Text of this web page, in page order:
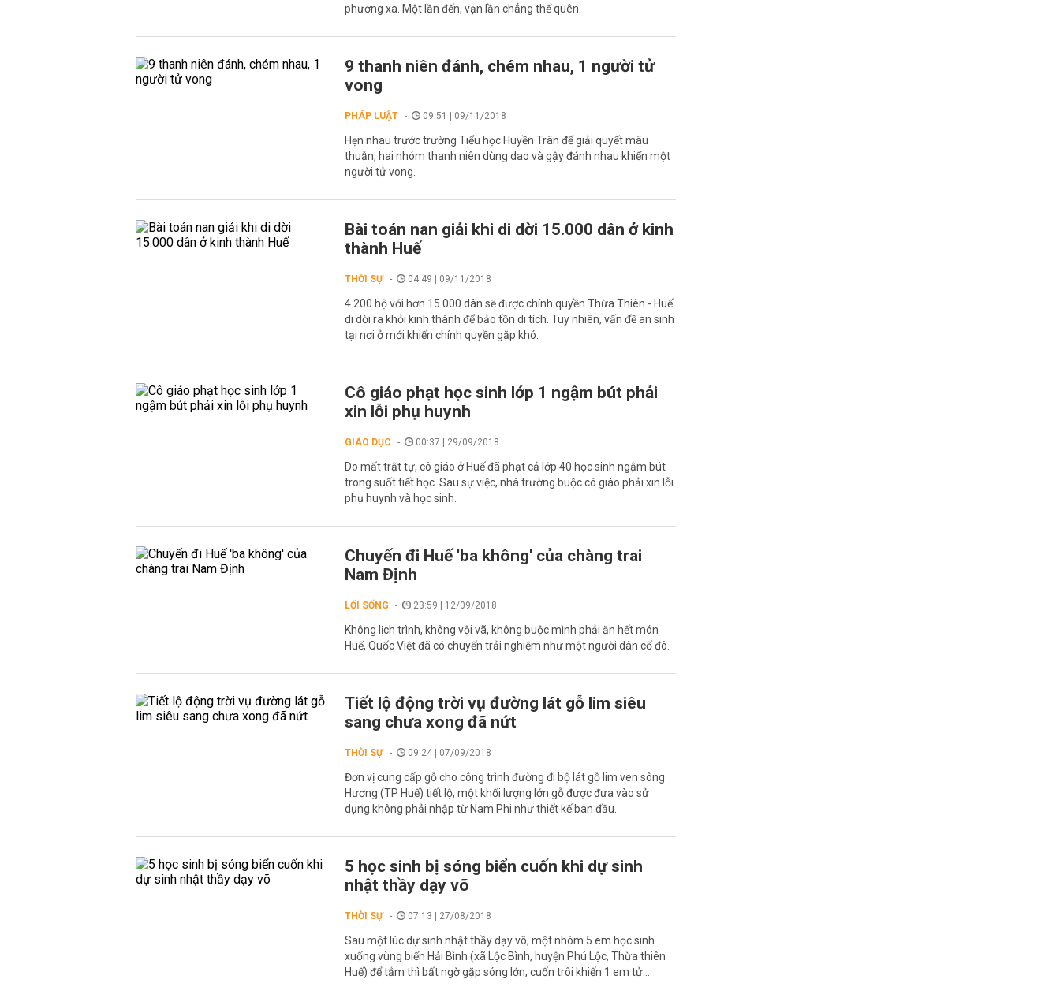
phương xa. Một lần đến, vạn lần chẳng thể quên.
9 thanh niên đánh, chém nhau, 1 người tử
vong
PHÁP LUẬT 09:51 | 09/11/2018
Hẹn nhau trước trường Tiểu học Huyền Trân để giải quyết mâu
thuẫn, hai nhóm thanh niên dùng dao và gậy đánh nhau khiến một
người tử vong.
Bài toán nan giải khi di dời 15.000 dân ở kinh
thành Huế
THỜI SỰ 04:49 | 09/11/2018
4.200 hộ với hơn 15.000 dân sẽ được chính quyền Thừa Thiên - Huế
di dời ra khỏi kinh thành để bảo tồn di tích. Tuy nhiên, vấn đề an sinh
tại nơi ở mới khiến chính quyền gặp khó.
Cô giáo phạt học sinh lớp 1 ngậm bút phải
xin lỗi phụ huynh
GIÁO DỤC 00:37 | 29/09/2018
Do mất trật tự, cô giáo ở Huế đã phạt cả lớp 40 học sinh ngậm bút
trong suốt tiết học. Sau sự việc, nhà trường buộc cô giáo phải xin lỗi
phụ huynh và học sinh.
Chuyến đi Huế 'ba không' của chàng trai
Nam Định
LỐI SỐNG 23:59 | 12/09/2018
Không lịch trình, không vội vã, không buộc mình phải ăn hết món
Huế, Quốc Việt đã có chuyến trải nghiệm như một người dân cố đô.
Tiết lộ động trời vụ đường lát gỗ lim siêu
sang chưa xong đã nứt
THỜI SỰ 09:24 | 07/09/2018
Đơn vị cung cấp gỗ cho công trình đường đi bộ lát gỗ lim ven sông
Hương (TP Huế) tiết lộ, một khối lượng lớn gỗ được đưa vào sử
dụng không phải nhập từ Nam Phi như thiết kế ban đầu.
5 học sinh bị sóng biển cuốn khi dự sinh
nhật thầy dạy võ
THỜI SỰ 07:13 | 27/08/2018
Sau một lúc dự sinh nhật thầy dạy võ, một nhóm 5 em học sinh
xuống vùng biển Hải Bình (xã Lộc Bình, huyện Phú Lộc, Thừa thiên
Huế) để tắm thì bất ngờ gặp sóng lớn, cuốn trôi khiến 1 em tử...